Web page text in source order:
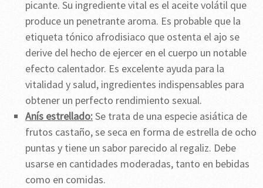
picante. Su ingrediente vital es el aceite volátil que
produce un penetrante aroma. Es probable que la
etiqueta tónico afrodisiaco que ostenta el ajo se
derive del hecho de ejercer en el cuerpo un notable
efecto calentador. Es excelente ayuda para la
vitalidad y salud, ingredientes indispensables para
obtener un perfecto rendimiento sexual.
Anís estrellado:Se trata de una especie asiática de
frutos castaño, se seca en forma de estrella de ocho
puntas y tiene un sabor parecido al regaliz. Debe
usarse en cantidades moderadas, tanto en bebidas
como en comidas.